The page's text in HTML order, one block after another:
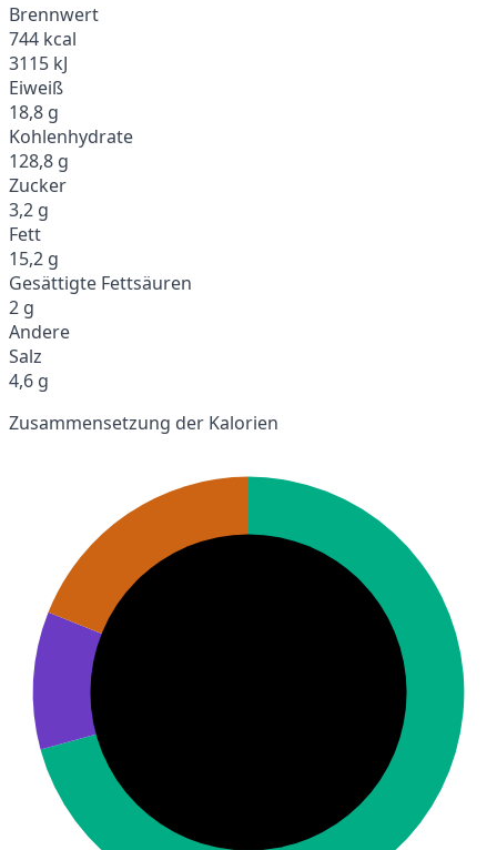
Brennwert
744 kcal
3115 kJ
Eiweiß
18,8 g
Kohlenhydrate
128,8 g
Zucker
3,2 g
Fett
15,2 g
Gesättigte Fettsäuren
2 g
Andere
Salz
4,6 g
Zusammensetzung der Kalorien